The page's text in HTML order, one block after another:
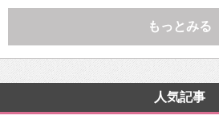
もっとみる
人気記事